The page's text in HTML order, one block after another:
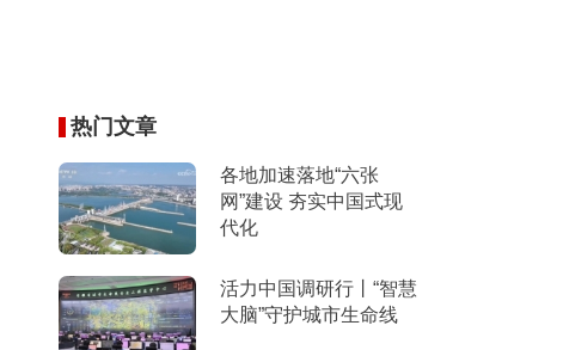
热门文章
各地加速落地“六张
网”建设 夯实中国式现
代化
活力中国调研行丨“智慧
大脑”守护城市生命线